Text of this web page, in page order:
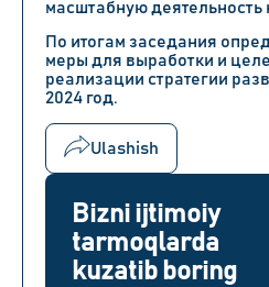
масштабную деятельность
По итогам заседания
меры для выработки и
реализации стратегии
2024 год.
Ulashish
Bizni ijtimoiy
tarmoqlarda
kuzatib boring